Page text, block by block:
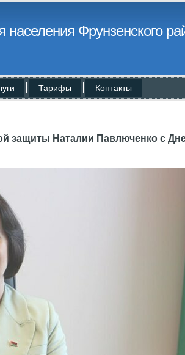
Фрунзенского
Тарифы Контакты
защиты Наталии Павлюченко с